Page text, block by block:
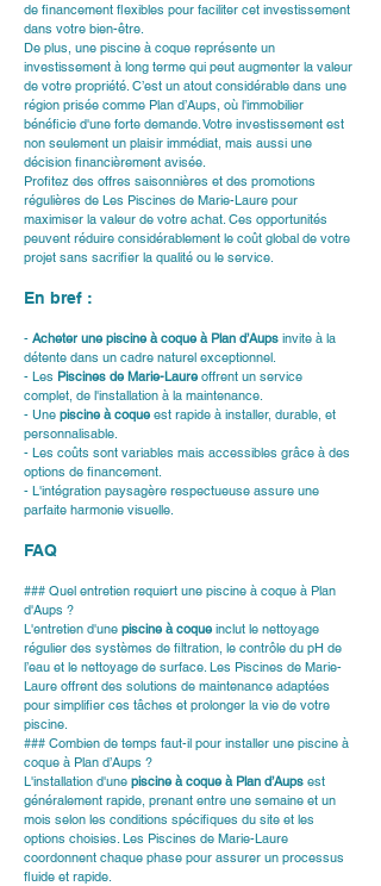
de financement flexibles pour faciliter cet investissement
dans votre bien-être.
De plus, une piscine à coque représente un
investissement à long terme qui peut augmenter la valeur
de votre propriété. C’est un atout considérable dans une
région prisée comme Plan d’Aups, où l'immobilier
bénéficie d'une forte demande. Votre investissement est
non seulement un plaisir immédiat, mais aussi une
décision financièrement avisée.
Profitez des offres saisonnières et des promotions
régulières de Les Piscines de Marie-Laure pour
maximiser la valeur de votre achat. Ces opportunités
peuvent réduire considérablement le coût global de votre
projet sans sacrifier la qualité ou le service.
En bref :
- Acheter une piscine à coque à Plan d’Aups invite à la
détente dans un cadre naturel exceptionnel.
- Les Piscines de Marie-Laure offrent un service
complet, de l'installation à la maintenance.
- Une piscine à coque est rapide à installer, durable, et
personnalisable.
- Les coûts sont variables mais accessibles grâce à des
options de financement.
- L'intégration paysagère respectueuse assure une
parfaite harmonie visuelle.
FAQ
### Quel entretien requiert une piscine à coque à Plan
d'Aups ?
L'entretien d'une piscine à coque inclut le nettoyage
régulier des systèmes de filtration, le contrôle du pH de
l’eau et le nettoyage de surface. Les Piscines de Marie-
Laure offrent des solutions de maintenance adaptées
pour simplifier ces tâches et prolonger la vie de votre
piscine.
### Combien de temps faut-il pour installer une piscine à
coque à Plan d’Aups ?
L'installation d'une piscine à coque à Plan d’Aups est
généralement rapide, prenant entre une semaine et un
mois selon les conditions spécifiques du site et les
options choisies. Les Piscines de Marie-Laure
coordonnent chaque phase pour assurer un processus
fluide et rapide.